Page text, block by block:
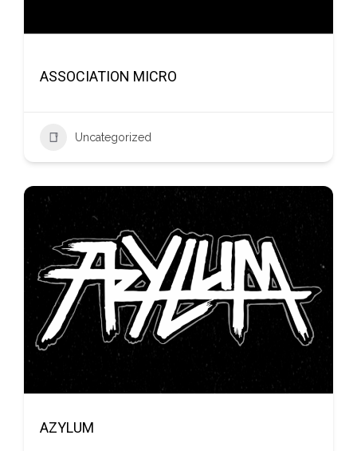
ASSOCIATION MICRO
Uncategorized
AZYLUM